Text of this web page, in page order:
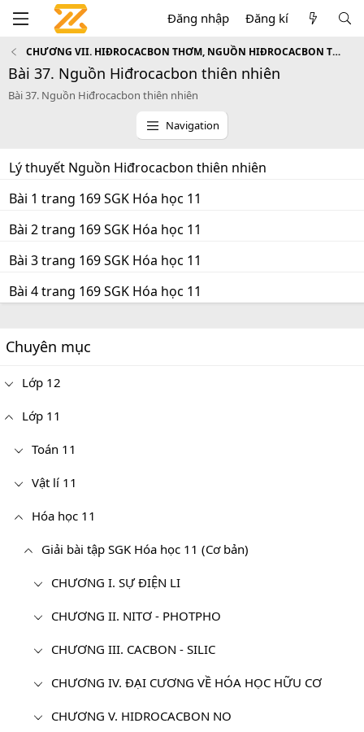
Đăng nhập Đăng kí
CHƯƠNG VII. HIĐROCACBON THƠM, NGUỒN HIĐROCACBON THIÊN NHIÊN. HỆ THỐNG HÓA VỀ HIĐROCACBON
Bài 37. Nguồn Hiđrocacbon thiên nhiên
Bài 37. Nguồn Hiđrocacbon thiên nhiên
Navigation
Lý thuyết Nguồn Hiđrocacbon thiên nhiên
Bài 1 trang 169 SGK Hóa học 11
Bài 2 trang 169 SGK Hóa học 11
Bài 3 trang 169 SGK Hóa học 11
Bài 4 trang 169 SGK Hóa học 11
Chuyên mục
Lớp 12
Lớp 11
Toán 11
Vật lí 11
Hóa học 11
Giải bài tập SGK Hóa học 11 (Cơ bản)
CHƯƠNG I. SỰ ĐIỆN LI
CHƯƠNG II. NITƠ - PHOTPHO
CHƯƠNG III. CACBON - SILIC
CHƯƠNG IV. ĐẠI CƯƠNG VỀ HÓA HỌC HỮU CƠ
CHƯƠNG V. HIDROCACBON NO